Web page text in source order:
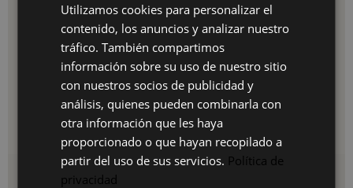
Es perfecto para ubicar en cualquier estancia de decoración
industrial, así como también en los ambientes de inspiración
vintage. Realza la decoración de tu hogar o negocio con esta
pieza atemporal que llenará de estilo, gusto y personalidad
todo su entorno.
: Alto: 77 cm | Ancho: 44 cm | Profundo: 44 cm | Altura
reposapiés: 29 cm
Si estás buscando algún color especial ¡Consúltanos!
Detalles del producto
SPANISH
ES
PT
Utilizamos cookies para personalizar el
contenido, los anuncios y analizar nuestro
tráfico. También compartimos
información sobre su uso de nuestro sitio
con nuestros socios de publicidad y
análisis, quienes pueden combinarla con
otra información que les haya
proporcionado o que hayan recopilado a
partir del uso de sus servicios. Política de
privacidad